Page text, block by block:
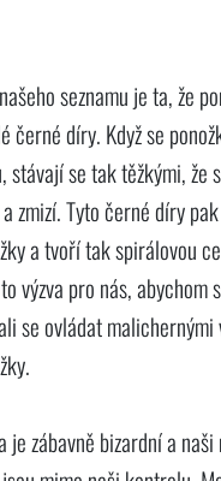
seznamu je ta, že
černé díry. Když se
stávají se tak těžkými, že
zmizí. Tyto černé díry
a tvoří tak spirálovou
výzva pro nás,
se ovládat
je zábavně bizardní a